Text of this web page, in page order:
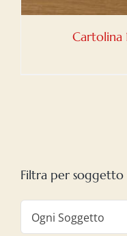
Cartolina
Filtra per soggetto
Ogni Soggetto